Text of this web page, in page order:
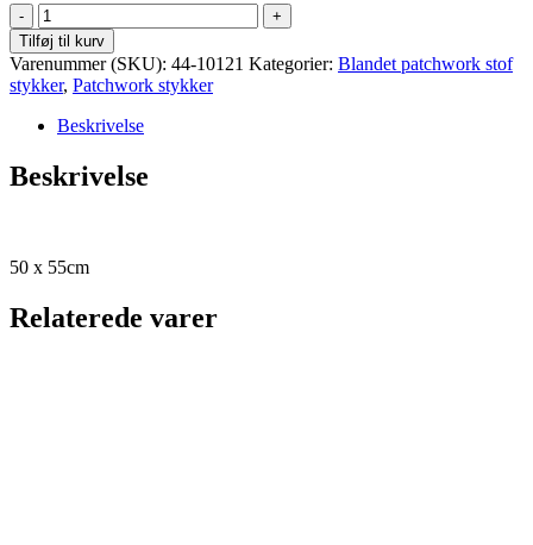
Patchwork
-
Bali
-
Kobber
ensfarvet
antal
Tilføj til kurv
Varenummer (SKU): 44-10121 Kategorier: Blandet patchwork stof
stykker, Patchwork stykker
Beskrivelse
Beskrivelse
50 x 55cm
Relaterede varer